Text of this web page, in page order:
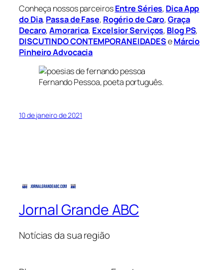
Conheça nossos parceirosEntre Séries, Dica App
do Dia, Passa de Fase, Rogério de Caro,Graça
Decaro,Amorarica, Excelsior Serviços, Blog PS,
DISCUTINDO CONTEMPORANEIDADESeMárcio
Pinheiro Advocacia
Fernando Pessoa, poeta português.
10 de janeiro de 2021
Jornal Grande ABC
Notícias da sua região